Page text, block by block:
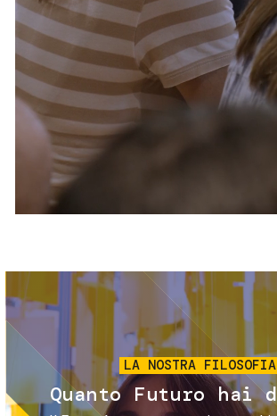
Servizi e accessibilità
Contatti
FAQ
Biglietti
Immagine
LA NOSTRA FILOSOFIA
Quanto Futuro hai